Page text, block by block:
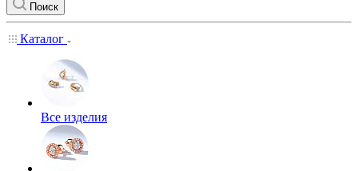
Поиск
Каталог
Все изделия